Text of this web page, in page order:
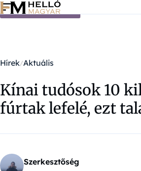
Ugrás a tartalomra
Hírek Aktuális
Kínai tudósok 10
fúrtak lefelé, ezt
Szerkesztőség